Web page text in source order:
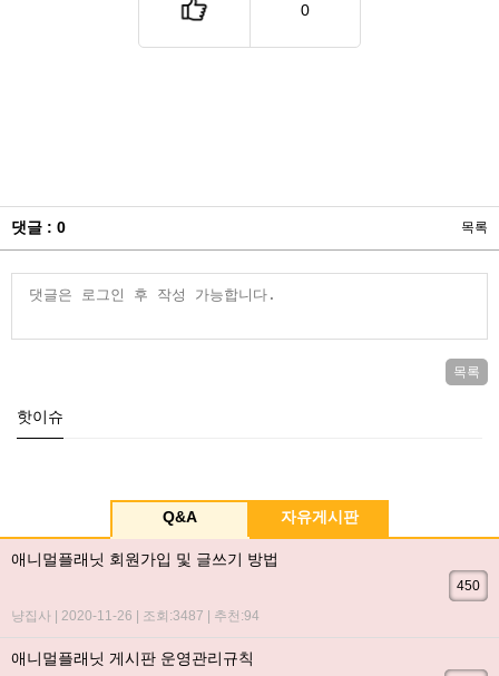
0
댓글 : 0 목록
목록
핫이슈
Q&A 자유게시판
애니멀플래닛 회원가입 및 글쓰기 방법
450
냥집사 | 2020-11-26 | 조회:3487 | 추천:94
애니멀플래닛 게시판 운영관리규칙